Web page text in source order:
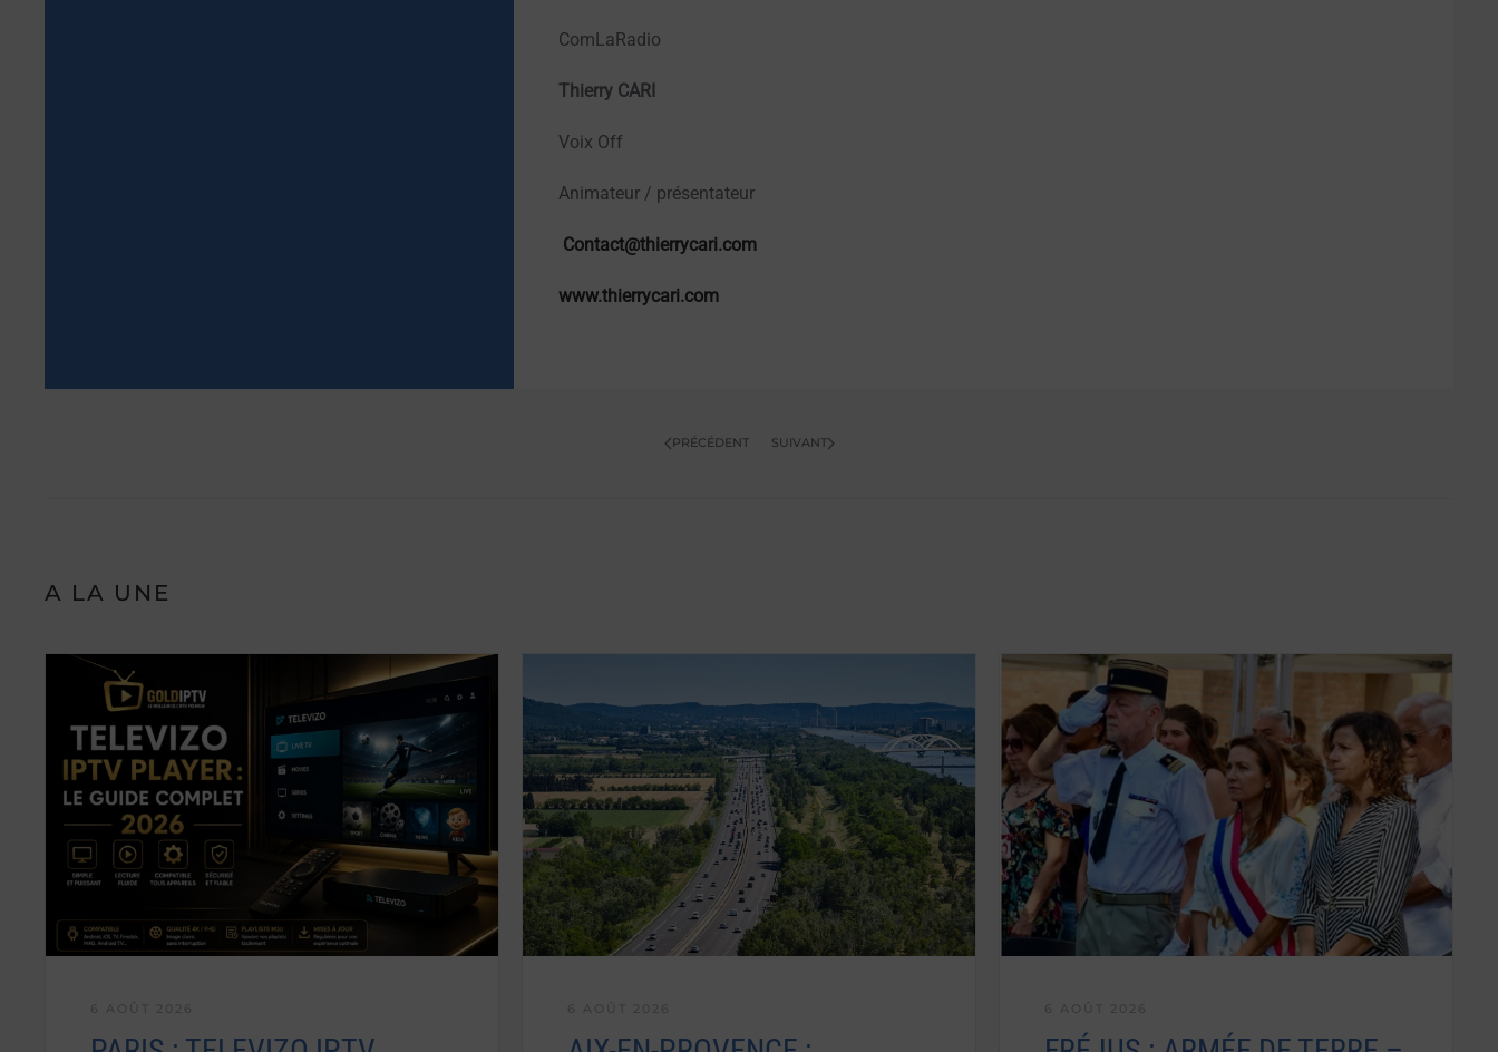
ComLaRadio
Thierry CARI
Voix Off
Animateur / présentateur
Contact@thierrycari.com
www.thierrycari.com
PRÉCÉDENT SUIVANT
A LA UNE